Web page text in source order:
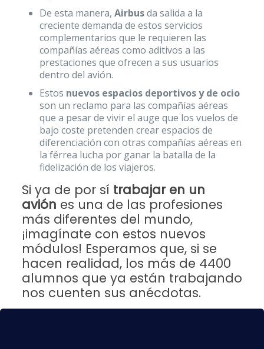
De esta manera, Airbusda salida a la
creciente demanda de estos servicios
complementarios que le requieren las
compañías aéreas como aditivos a las
prestaciones que ofrecen a sus usuarios
dentro del avión.
Estos nuevos espacios deportivos y de ocio
son un reclamo para las compañías aéreas
que a pesar de vivir el auge que los vuelos de
bajo coste pretenden crear espacios de
diferenciación con otras compañías aéreas en
la férrea lucha por ganar la batalla de la
fidelización de los viajeros.
Si ya de por sí trabajar en un
avión es una de las profesiones
más diferentes del mundo,
¡imagínate con estos nuevos
módulos! Esperamos que, si se
hacen realidad, los más de 4400
alumnos que ya están trabajando
nos cuenten sus anécdotas.